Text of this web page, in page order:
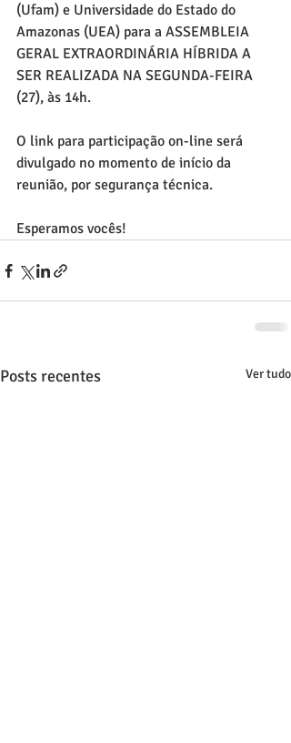
(Ufam) e Universidade do Estado do
Amazonas (UEA) para a ASSEMBLEIA
GERAL EXTRAORDINÁRIA HÍBRIDA A
SER REALIZADA NA SEGUNDA-FEIRA
(27), às 14h.
O link para participação on-line será
divulgado no momento de início da
reunião, por segurança técnica.
Esperamos vocês!
Posts recentes Ver tudo